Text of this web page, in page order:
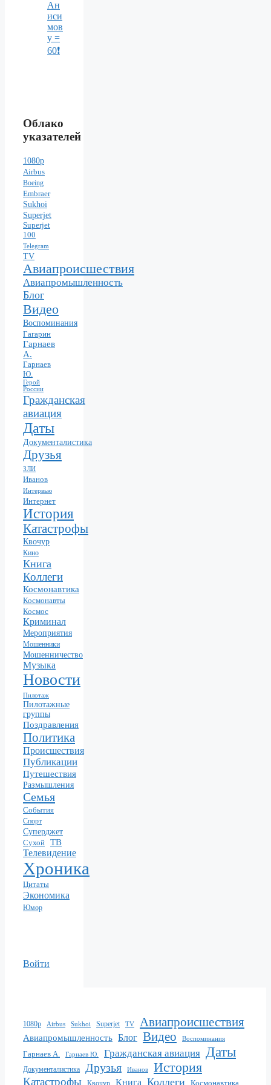
Ан
иси
мов
у =
60❗️
Облако
указателей
1080p
Airbus
Boeing
Embraer
Sukhoi
Superjet
Superjet
100
Telegram
TV
Авиапроисшествия
Авиапромышленность
Блог
Видео
Воспоминания
Гагарин
Гарнаев
А.
Гарнаев
Ю.
Герой
России
Гражданская
авиация
Даты
Документалистика
Друзья
ЗЛИ
Иванов
Интервью
Интернет
История
Катастрофы
Квочур
Кино
Книга
Коллеги
Космонавтика
Космонавты
Космос
Криминал
Мероприятия
Мошенники
Мошенничество
Музыка
Новости
Пилотаж
Пилотажные
группы
Поздравления
Политика
Происшествия
Публикации
Путешествия
Размышления
Семья
События
Спорт
Суперджет
Сухой ТВ
Телевидение
Хроника
Цитаты
Экономика
Юмор
Войти
1080p Airbus Sukhoi Superjet TV Авиапроисшествия
Авиапромышленность Блог Видео Воспоминания
Гарнаев А. Гарнаев Ю. Гражданская авиация Даты
Документалистика Друзья Иванов История
Катастрофы Квочур Книга Коллеги Космонавтика